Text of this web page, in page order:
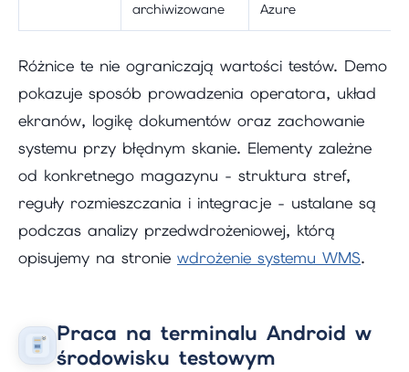
archiwizowane
Azure
Różnice te nie ograniczają wartości testów. Demo
pokazuje sposób prowadzenia operatora, układ
ekranów, logikę dokumentów oraz zachowanie
systemu przy błędnym skanie. Elementy zależne
od konkretnego magazynu - struktura stref,
reguły rozmieszczania i integracje - ustalane są
podczas analizy przedwdrożeniowej, którą
opisujemy na stronie wdrożenie systemu WMS.
Praca na terminalu Android w
środowisku testowym